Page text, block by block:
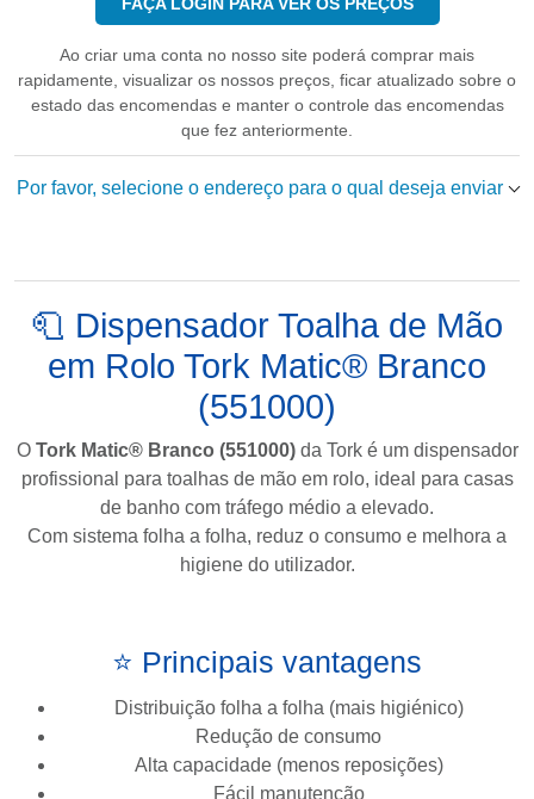
Ao criar uma conta no nosso site poderá comprar mais
rapidamente, visualizar os nossos preços, ficar atualizado sobre o
estado das encomendas e manter o controle das encomendas
que fez anteriormente.
Por favor, selecione o endereço para o qual deseja enviar
🧻 Dispensador Toalha de Mão
em Rolo Tork Matic® Branco
(551000)
O Tork Matic® Branco (551000)da Torké um dispensador
profissional para toalhas de mão em rolo, ideal para casas
de banho com tráfego médio a elevado.
Com sistema folha a folha, reduz o consumo e melhora a
higiene do utilizador.
⭐ Principais vantagens
Distribuição folha a folha (mais higiénico)
Redução de consumo
Alta capacidade (menos reposições)
Fácil manutenção